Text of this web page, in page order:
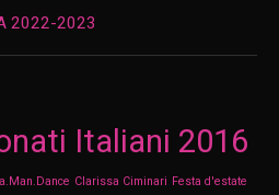
2022-2023
Italiani 2016
Clarissa Ciminari Festa d'estate